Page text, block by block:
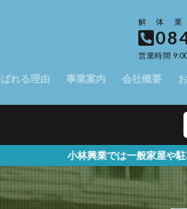
解体
営業時間
れる理由 事業案内 会社概要
興業では一般家屋や駐車場、店舗など